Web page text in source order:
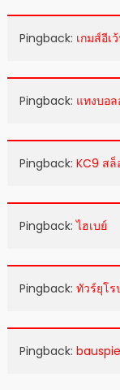
Pingback: เกมส์อีเ
Pingback: แทงบอ
Pingback: KC9 สล็
Pingback:ไฮเบย์
Pingback: ทัวร์ยุโร
Pingback: